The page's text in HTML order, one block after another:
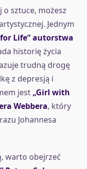
o sztuce, możesz
Jednym
Life” autorstwa
historię życia
trudną drogę
z depresją i
jest „Girl with
Webbera, który
Johannesa
warto obejrzeć